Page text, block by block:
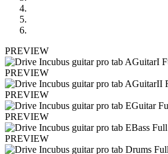
PREVIEW
PREVIEW
PREVIEW
PREVIEW
PREVIEW